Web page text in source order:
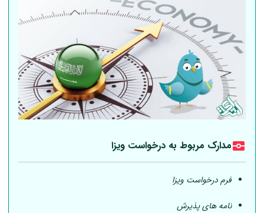
مدارک مربوط به درخواست ویزا
فرم درخواست ویزا
نامه های پذیرش